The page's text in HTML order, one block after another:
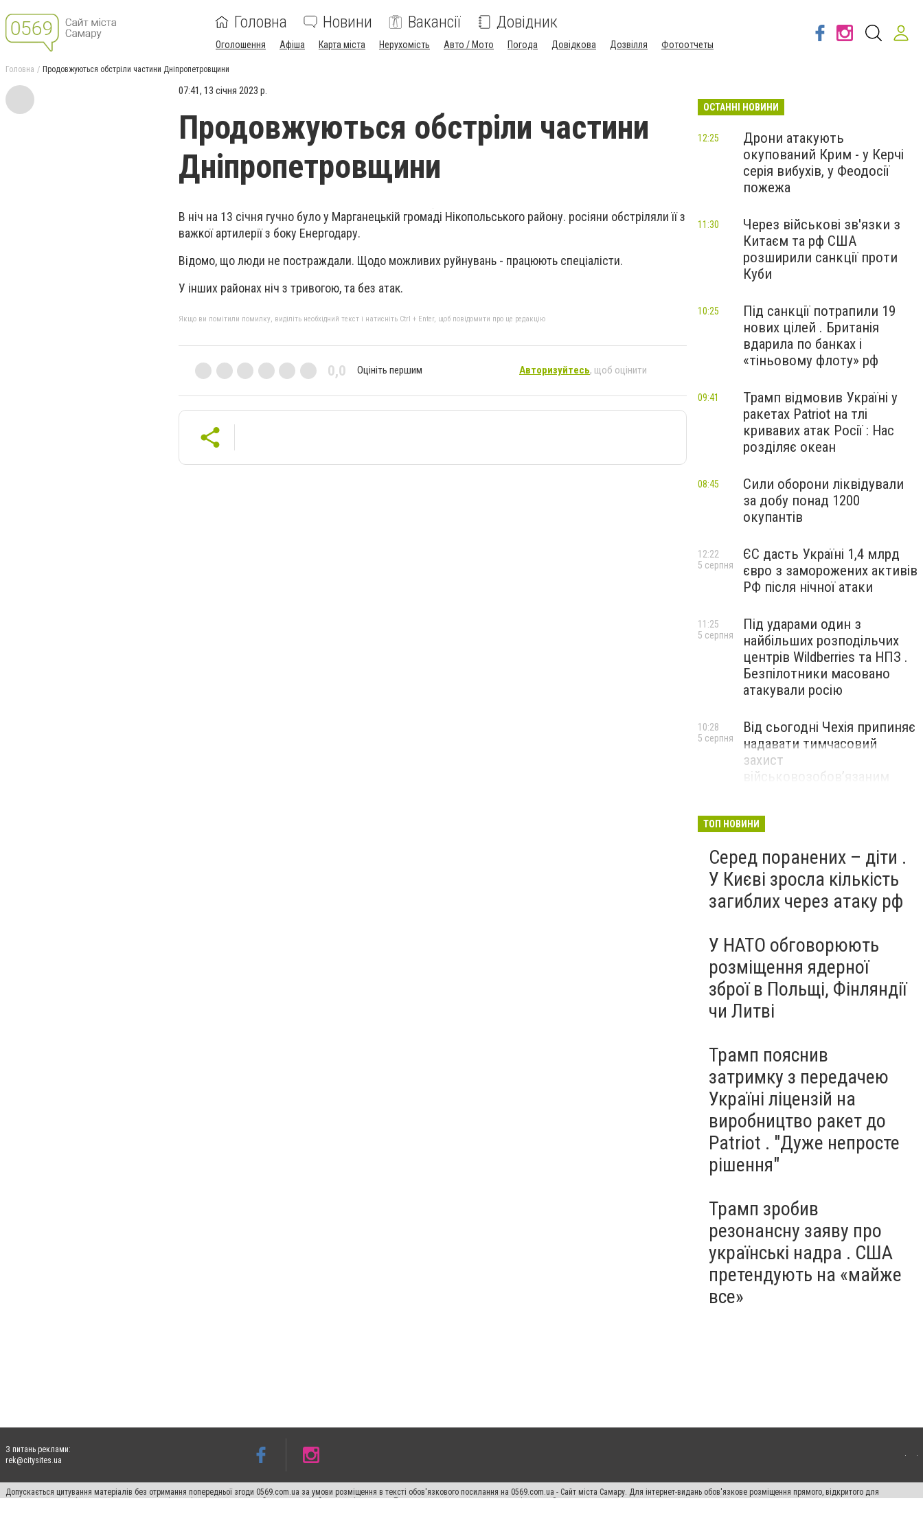
Головна Новини Вакансії Довідник
Оголошення Афіша Карта міста Нерухомість Авто / Мото Погода Довідкова Дозвілля Фотоотчеты
Головна Продовжуються обстріли частини Дніпропетровщини
07:41, 13 січня 2023 р.
Продовжуються обстріли частини
Дніпропетровщини
В ніч на 13 січня гучно було у Марганецькій громаді Нікопольського району. росіяни обстріляли її з
важкої артилерії з боку Енергодару.
Відомо, що люди не постраждали. Щодо можливих руйнувань - працюють спеціалісти.
У інших районах ніч з тривогою, та без атак.
Якщо ви помітили помилку, виділіть необхідний текст і натисніть Ctrl + Enter, щоб повідомити про це редакцію
0,0 Оцініть першим Авторизуйтесь, щоб оцінити
ОСТАННІ НОВИНИ
Дрони атакують
окупований Крим - у Керчі
серія вибухів, у Феодосії
пожежа
12:25
Через військові зв'язки з
Китаєм та рф США
розширили санкції проти
Куби
11:30
Під санкції потрапили 19
нових цілей . Британія
вдарила по банках і
«тіньовому флоту» рф
10:25
Трамп відмовив Україні у
ракетах Patriot на тлі
кривавих атак Росії : Нас
розділяє океан
09:41
Сили оборони ліквідували
за добу понад 1200
окупантів
08:45
ЄС дасть Україні 1,4 млрд
євро з заморожених активів
РФ після нічної атаки
12:22
5 серпня
Під ударами один з
найбільших розподільчих
центрів Wildberries та НПЗ .
Безпілотники масовано
атакували росію
11:25
5 серпня
Від сьогодні Чехія припиняє
надавати тимчасовий
захист
військовозобов’язаним
10:28
5 серпня
ТОП НОВИНИ
Серед поранених – діти .
У Києві зросла кількість
загиблих через атаку рф
У НАТО обговорюють
розміщення ядерної
зброї в Польщі, Фінляндії
чи Литві
Трамп пояснив
затримку з передачею
Україні ліцензій на
виробництво ракет до
Patriot . "Дуже непросте
рішення"
Трамп зробив
резонансну заяву про
українські надра . США
претендують на «майже
все»
З питань реклами:
rek@citysites.ua
Допускається цитування матеріалів без отримання попередньої згоди 0569.com.ua за умови розміщення в тексті обов'язкового посилання на 0569.com.ua - Сайт міста Самару. Для інтернет-видань обов'язкове розміщення прямого, відкритого для
пошукових систем гіперпосилання на цитовані статті не нижче другого абзацу в тексті або в якості джерела. Порушення виняткових прав переслідується Законом.